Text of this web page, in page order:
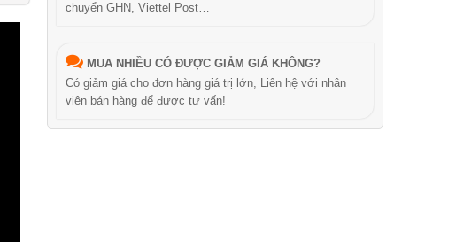
chuyển GHN, Viettel Post…
MUA NHIỀU CÓ ĐƯỢC GIẢM GIÁ KHÔNG?
Có giảm giá cho đơn hàng giá trị lớn, Liên hệ với nhân
viên bán hàng để được tư vấn!